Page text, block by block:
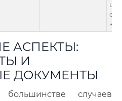
АСПЕКТЫ:
И
ДОКУМЕНТЫ
случаев